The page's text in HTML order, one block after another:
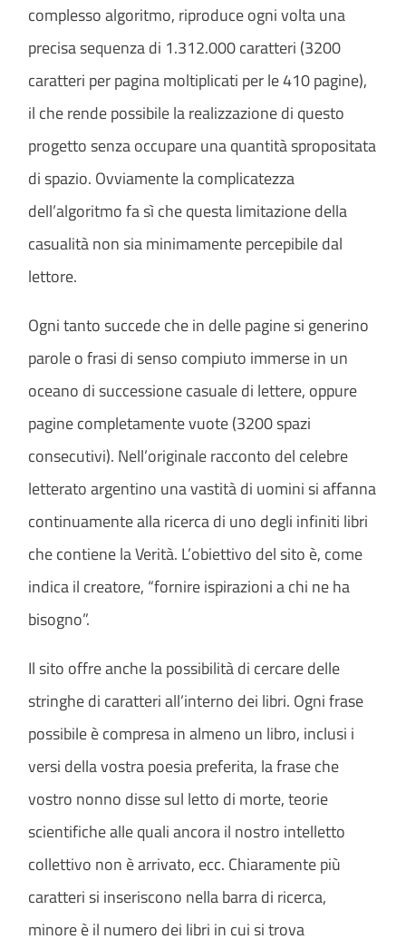
complesso algoritmo, riproduce ogni volta una
precisa sequenza di 1.312.000 caratteri (3200
caratteri per pagina moltiplicati per le 410 pagine),
il che rende possibile la realizzazione di questo
progetto senza occupare una quantità spropositata
di spazio. Ovviamente la complicatezza
dell’algoritmo fa sì che questa limitazione della
casualità non sia minimamente percepibile dal
lettore.
Ogni tanto succede che in delle pagine si generino
parole o frasi di senso compiuto immerse in un
oceano di successione casuale di lettere, oppure
pagine completamente vuote (3200 spazi
consecutivi). Nell’originale racconto del celebre
letterato argentino una vastità di uomini si affanna
continuamente alla ricerca di uno degli infiniti libri
che contiene la Verità. L’obiettivo del sito è, come
indica il creatore, “fornire ispirazioni a chi ne ha
bisogno”.
Il sito offre anche la possibilità di cercare delle
stringhe di caratteri all’interno dei libri. Ogni frase
possibile è compresa in almeno un libro, inclusi i
versi della vostra poesia preferita, la frase che
vostro nonno disse sul letto di morte, teorie
scientifiche alle quali ancora il nostro intelletto
collettivo non è arrivato, ecc. Chiaramente più
caratteri si inseriscono nella barra di ricerca,
minore è il numero dei libri in cui si trova